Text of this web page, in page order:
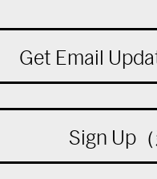
Get Email
Sign Up